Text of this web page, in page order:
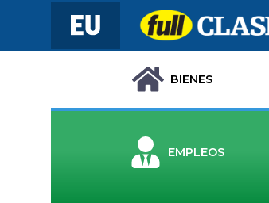
BIENES
EMPLEOS